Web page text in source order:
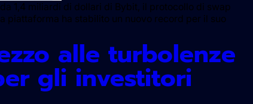
1,4 miliardi di dollari di Bybit, il protocollo di swap
piattaforma ha stabilito un nuovo record per il suo
alle turbolenze
gli investitori